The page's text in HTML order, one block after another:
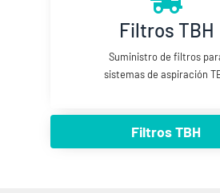
Filtros TBH
Suministro de filtros
sistemas de aspiración
Filtros TBH